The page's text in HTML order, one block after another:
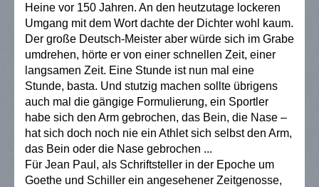
Heine vor 150 Jahren. An den heutzutage lockeren
Umgang mit dem Wort dachte der Dichter wohl kaum.
Der große Deutsch-Meister aber würde sich im Grabe
umdrehen, hörte er von einer schnellen Zeit, einer
langsamen Zeit. Eine Stunde ist nun mal eine
Stunde, basta. Und stutzig machen sollte übrigens
auch mal die gängige Formulierung, ein Sportler
habe sich den Arm gebrochen, das Bein, die Nase –
hat sich doch noch nie ein Athlet sich selbst den Arm,
das Bein oder die Nase gebrochen ...
Für Jean Paul, als Schriftsteller in der Epoche um
Goethe und Schiller ein angesehener Zeitgenosse,